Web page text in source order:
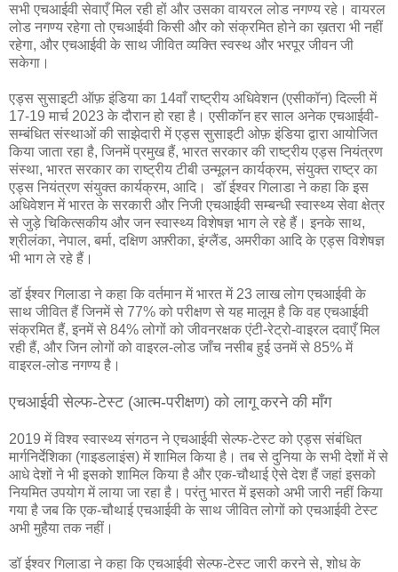
सभी एचआईवी सेवाएँ मिल रही हों और उसका वायरल लोड नगण्य रहे। वायरल
लोड नगण्य रहेगा तो एचआईवी किसी और को संक्रमित होने का ख़तरा भी नहीं
रहेगा, और एचआईवी के साथ जीवित व्यक्ति स्वस्थ और भरपूर जीवन जी
सकेगा।
एड्स सुसाइटी ऑफ़ इंडिया का 14वाँ राष्ट्रीय अधिवेशन (एसीकॉन) दिल्ली में
17-19 मार्च 2023 के दौरान हो रहा है। एसीकॉन हर साल अनेक एचआईवी-
सम्बंधित संस्थाओं की साझेदारी में एड्स सुसाइटी ओफ़ इंडिया द्वारा आयोजित
किया जाता रहा है, जिनमें प्रमुख हैं, भारत सरकार की राष्ट्रीय एड्स नियंत्रण
संस्था, भारत सरकार का राष्ट्रीय टीबी उन्मूलन कार्यक्रम, संयुक्त राष्ट्र का
एड्स नियंत्रण संयुक्त कार्यक्रम, आदि। डॉ ईश्वर गिलाडा ने कहा कि इस
अधिवेशन में भारत के सरकारी और निजी एचआईवी सम्बन्धी स्वास्थ्य सेवा क्षेत्र
से जुड़े चिकित्सकीय और जन स्वास्थ्य विशेषज्ञ भाग ले रहे हैं। इनके साथ,
श्रीलंका, नेपाल, बर्मा, दक्षिण अफ़्रीका, इंग्लैंड, अमरीका आदि के एड्स विशेषज्ञ
भी भाग ले रहे हैं।
डॉ ईश्वर गिलाडा ने कहा कि वर्तमान में भारत में 23 लाख लोग एचआईवी के
साथ जीवित हैं जिनमें से 77% को परीक्षण से यह मालूम है कि वह एचआईवी
संक्रमित हैं, इनमें से 84% लोगों को जीवनरक्षक एंटी-रेट्रो-वाइरल दवाएँ मिल
रही हैं, और जिन लोगों को वाइरल-लोड जाँच नसीब हुई उनमें से 85% में
वाइरल-लोड नगण्य है।
एचआईवी सेल्फ-टेस्ट (आत्म-परीक्षण) को लागू करने की माँग
2019 में विश्व स्वास्थ्य संगठन ने एचआईवी सेल्फ-टेस्ट को एड्स संबंधित
मार्गनिर्देशिका (गाइडलाइंस) में शामिल किया है। तब से दुनिया के सभी देशों में से
आधे देशों ने भी इसको शामिल किया है और एक-चौथाई ऐसे देश हैं जहां इसको
नियमित उपयोग में लाया जा रहा है। परंतु भारत में इसको अभी जारी नहीं किया
गया है जब कि एक-चौथाई एचआईवी के साथ जीवित लोगों को एचआईवी टेस्ट
अभी मुहैया तक नहीं।
डॉ ईश्वर गिलाडा ने कहा कि एचआईवी सेल्फ-टेस्ट जारी करने से, शोध के